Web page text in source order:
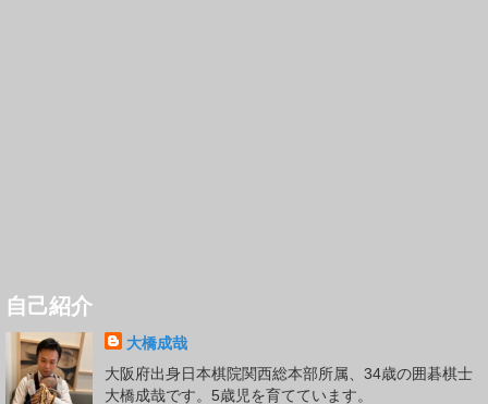
自己紹介
大橋成哉
大阪府出身日本棋院関西総本部所属、34歳の囲碁棋士
大橋成哉です。5歳児を育てています。